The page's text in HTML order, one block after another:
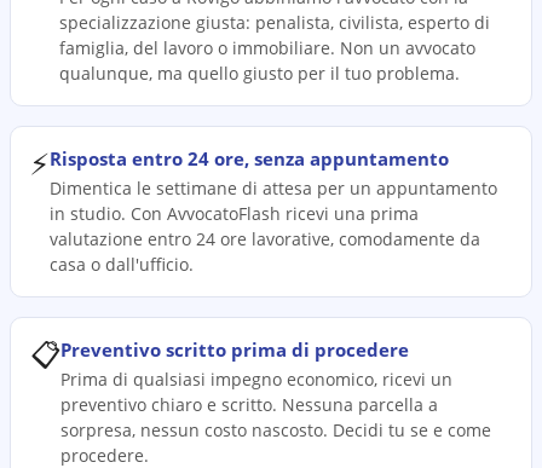
specializzazione giusta: penalista, civilista, esperto di
famiglia, del lavoro o immobiliare. Non un avvocato
qualunque, ma quello giusto per il tuo problema.
⚡Risposta entro 24 ore, senza appuntamento
Dimentica le settimane di attesa per un appuntamento
in studio. Con AvvocatoFlash ricevi una prima
valutazione entro 24 ore lavorative, comodamente da
casa o dall'ufficio.
📋Preventivo scritto prima di procedere
Prima di qualsiasi impegno economico, ricevi un
preventivo chiaro e scritto. Nessuna parcella a
sorpresa, nessun costo nascosto. Decidi tu se e come
procedere.